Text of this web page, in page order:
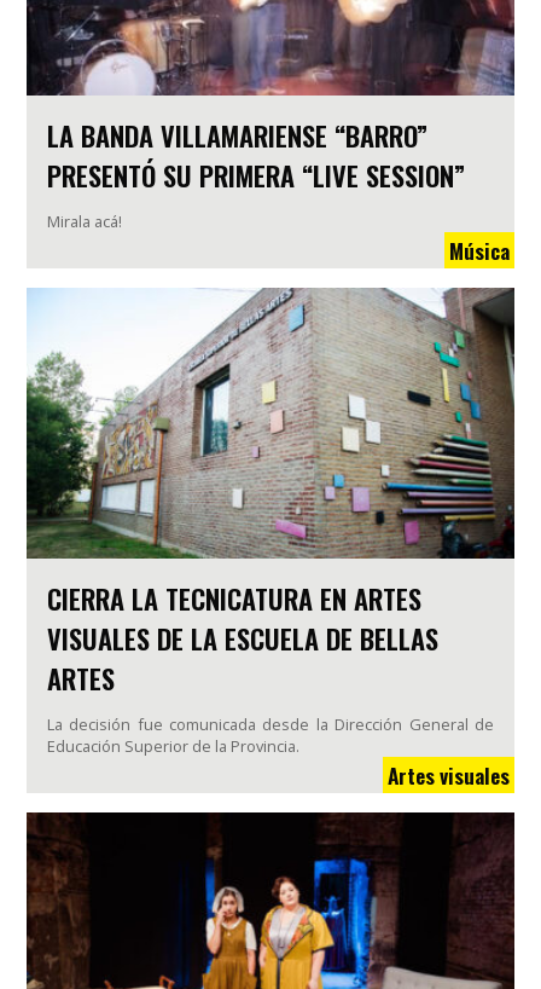
LA BANDA VILLAMARIENSE “BARRO”
PRESENTÓ SU PRIMERA “LIVE SESSION”
Mirala acá!
Música
CIERRA LA TECNICATURA EN ARTES
VISUALES DE LA ESCUELA DE BELLAS
ARTES
La decisión fue comunicada desde la Dirección General de
Educación Superior de la Provincia.
Artes visuales